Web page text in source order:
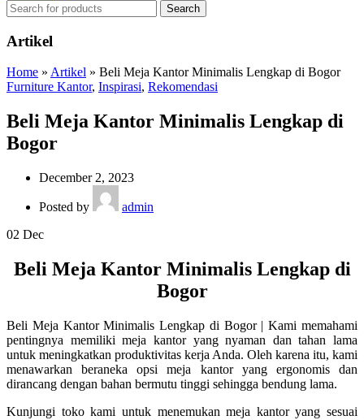
Search
Artikel
Home » Artikel » Beli Meja Kantor Minimalis Lengkap di Bogor
Furniture Kantor, Inspirasi, Rekomendasi
Beli Meja Kantor Minimalis Lengkap di
Bogor
December 2, 2023
Posted by
admin
02 Dec
Beli Meja Kantor Minimalis Lengkap di
Bogor
Beli Meja Kantor Minimalis Lengkap di Bogor | Kami memahami
pentingnya memiliki meja kantor yang nyaman dan tahan lama
untuk meningkatkan produktivitas kerja Anda. Oleh karena itu, kami
menawarkan beraneka opsi meja kantor yang ergonomis dan
dirancang dengan bahan bermutu tinggi sehingga bendung lama.
Kunjungi toko kami untuk menemukan meja kantor yang sesuai